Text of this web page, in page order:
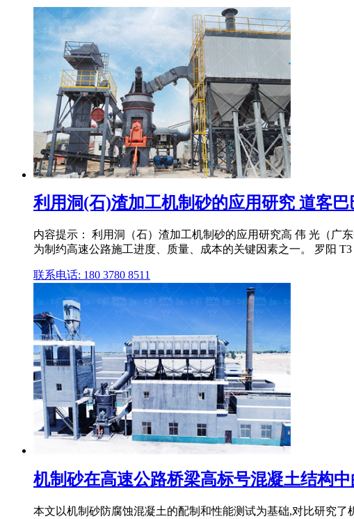
利用洞(石)渣加工机制砂的应用研究 道客巴
内容提示： 利用洞（石）渣加工机制砂的应用研究高 伟 光（广
为制约高速公路施工进度、质量、成本的关键因素之一。 罗阳
联系电话: 180 3780 8511
机制砂在高速公路桥梁高标号混凝土结构
本文以机制砂防腐蚀混凝土的配制和性能测试为基础,对比研究